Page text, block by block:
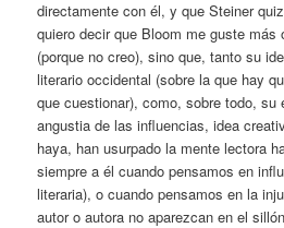
directamente con él, y que Steiner
quiero decir que Bloom me guste más
(porque no creo), sino que, tanto su
literario occidental (sobre la que hay
que cuestionar), como, sobre todo, su
angustia de las influencias, idea
haya, han usurpado la mente lectora
siempre a él cuando pensamos en
literaria), o cuando pensamos en la
autor o autora no aparezcan en el